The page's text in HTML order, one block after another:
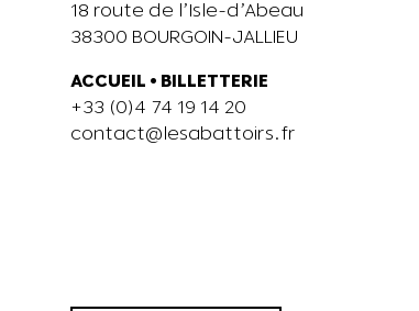
18 route de l’Isle-d’Abeau
38300 BOURGOIN-JALLIEU
ACCUEIL • BILLETTERIE
+33 (0)4 74 19 14 20
contact@lesabattoirs.fr